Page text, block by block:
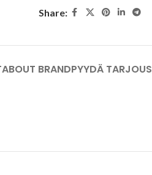
Share:
ABOUT BRANDPYYDÄ TARJOUS